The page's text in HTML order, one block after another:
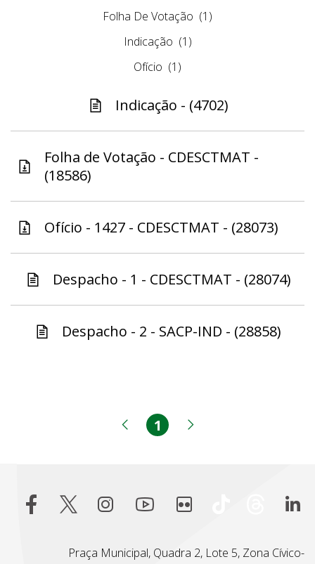
Folha De Votação (1)
Indicação (1)
Ofício (1)
Indicação - (4702)
Folha de Votação - CDESCTMAT -
(18586)
Ofício - 1427 - CDESCTMAT - (28073)
Despacho - 1 - CDESCTMAT - (28074)
Despacho - 2 - SACP-IND - (28858)
Página anterior
Página
1
Praça Municipal, Quadra 2, Lote 5, Zona Cívico-